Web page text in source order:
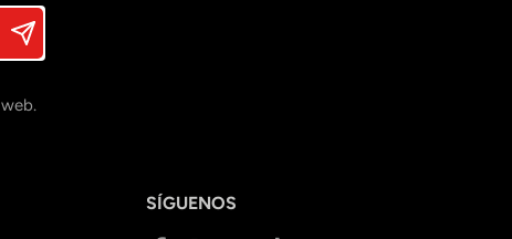
SÍGUENOS